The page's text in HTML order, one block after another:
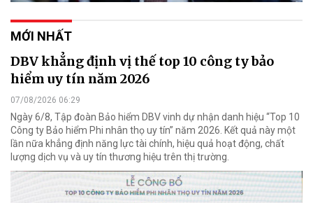
MỚI NHẤT
DBV khẳng định vị thế top 10 công ty bảo
hiểm uy tín năm 2026
07/08/2026 06:29
Ngày 6/8, Tập đoàn Bảo hiểm DBV vinh dự nhận danh hiệu “Top 10
Công ty Bảo hiểm Phi nhân thọ uy tín” năm 2026. Kết quả này một
lần nữa khẳng định năng lực tài chính, hiệu quả hoạt động, chất
lượng dịch vụ và uy tín thương hiệu trên thị trường.